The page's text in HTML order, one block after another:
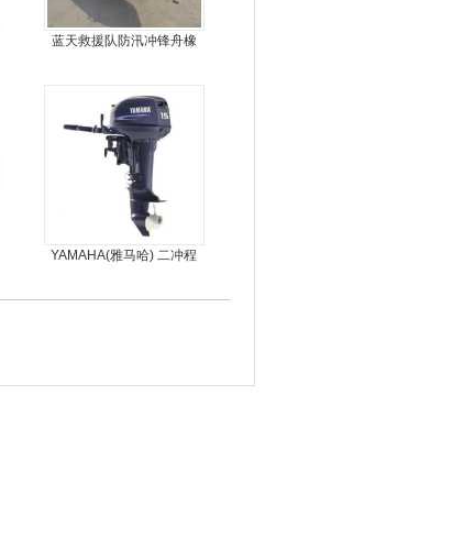
蓝天救援队防汛冲锋舟橡
YAMAHA(雅马哈) 二冲程